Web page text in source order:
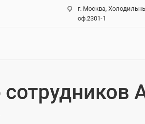
г. Москва,
оф.2301-1